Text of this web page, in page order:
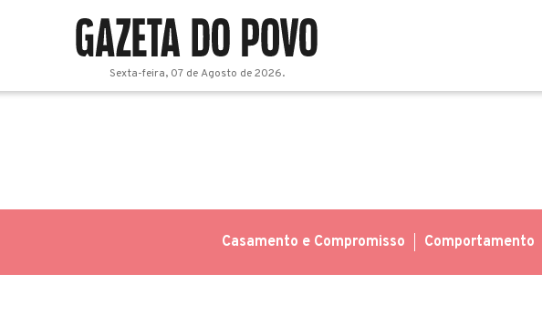
Sexta-feira, 07 de Agosto de 2026.
Casamento e Compromisso Comportamento